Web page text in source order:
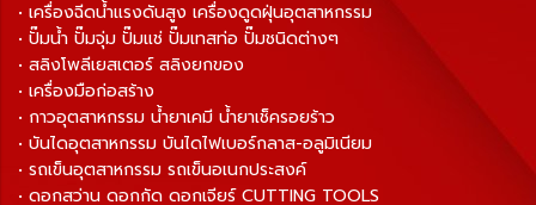
• เครื่องฉีดน้ำแรงดันสูง เครื่องดูดฝุ่นอุตสาหกรรม
• ปั๊มน้ำ ปั๊มจุ่ม ปั๊มแช่ ปั๊มเทสท่อ ปั๊มชนิดต่างๆ
• สลิงโพลีเยสเตอร์ สลิงยกของ
• เครื่องมือก่อสร้าง
• กาวอุตสาหกรรม น้ำยาเคมี น้ำยาเช็ครอยร้าว
• บันไดอุตสาหกรรม บันไดไฟเบอร์กลาส-อลูมิเนียม
• รถเข็นอุตสาหกรรม รถเข็นอเนกประสงค์
• ดอกสว่าน ดอกกัด ดอกเจียร์ CUTTING TOOLS